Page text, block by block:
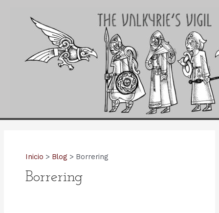
Inicio Blog Borrering
Borrering